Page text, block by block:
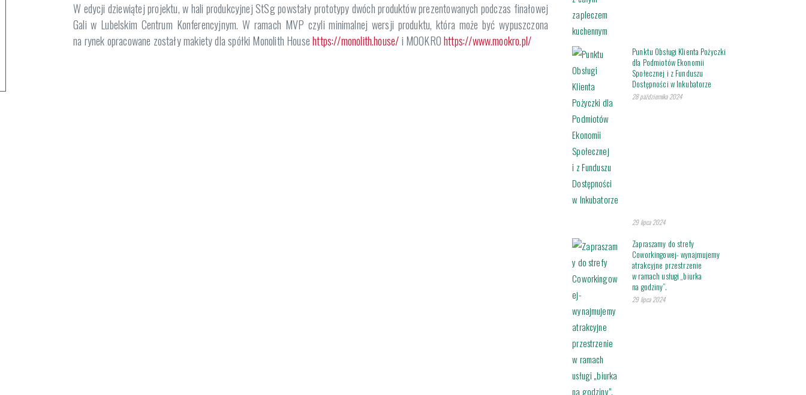
W edycji dziewiątej projektu, w hali produkcyjnej StSg powstały prototypy dwóch produktów prezentowanych podczas finałowej
Gali w Lubelskim Centrum Konferencyjnym. W ramach MVP czyli minimalnej wersji produktu, która może być wypuszczona
na rynek opracowane zostały makiety dla spółki Monolith Househttps://monolith.house/i MOOKROhttps://www.mookro.pl/
Punktu Obsługi Klienta Pożyczki
dla Podmiotów Ekonomii
Społecznej i z Funduszu
Dostępności w Inkubatorze
28 października 2024
29 lipca 2024
Zapraszamy do strefy
Coworkingowej- wynajmujemy
atrakcyjne przestrzenie
w ramach usługi „biurka
na godziny”.
29 lipca 2024